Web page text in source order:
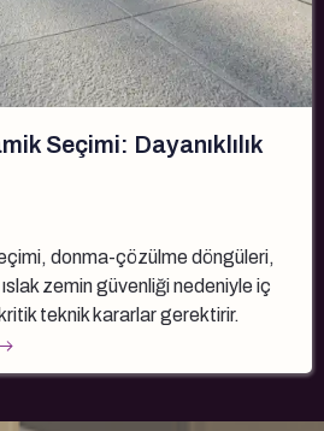
Seçimi: Dayanıklılık
donma-çözülme döngüleri,
zemin güvenliği nedeniyle iç
teknik kararlar gerektirir.